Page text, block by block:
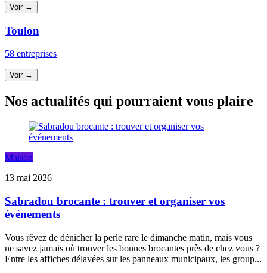
Voir →
Toulon
58 entreprises
Voir →
Nos actualités qui pourraient vous plaire
Maison
13 mai 2026
Sabradou brocante : trouver et organiser vos
événements
Vous rêvez de dénicher la perle rare le dimanche matin, mais vous
ne savez jamais où trouver les bonnes brocantes près de chez vous ?
Entre les affiches délavées sur les panneaux municipaux, les group...